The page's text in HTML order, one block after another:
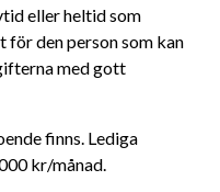
eller heltid som
för den person som kan
med gott
finns. Lediga
kr/månad.